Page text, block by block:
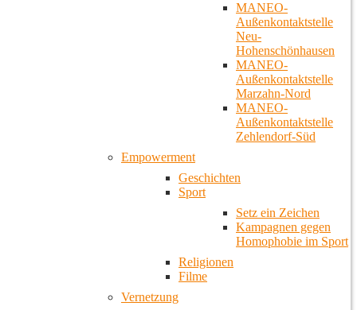
MANEO-
Außenkontaktstelle
Neu-
Hohenschönhausen
MANEO-
Außenkontaktstelle
Marzahn-Nord
MANEO-
Außenkontaktstelle
Zehlendorf-Süd
Empowerment
Geschichten
Sport
Setz ein Zeichen
Kampagnen gegen
Homophobie im Sport
Religionen
Filme
Vernetzung